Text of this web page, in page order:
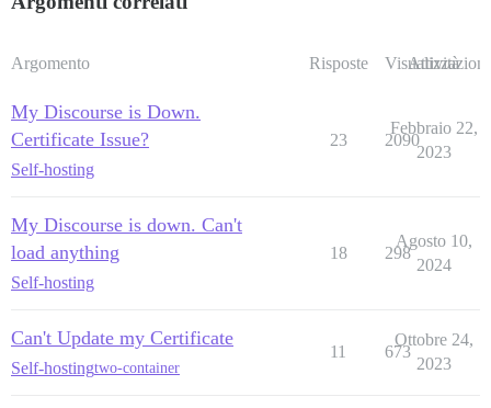
Argomento Risposte Visualizzazioni
Attività
My Discourse is Down.
Certificate Issue?
Self-hosting
23 2090
Febbraio 22,
2023
My Discourse is down. Can't
load anything
Self-hosting
18 298
Agosto 10,
2024
Can't Update my Certificate
Self-hostingtwo-container
11 673
Ottobre 24,
2023